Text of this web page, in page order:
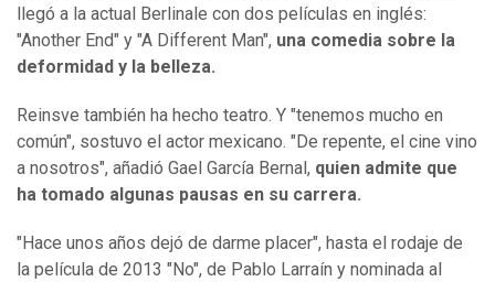
llegó a la actual Berlinale con dos películas en inglés:
"Another End" y "A Different Man", una comedia sobre la
deformidad y la belleza.
Reinsve también ha hecho teatro. Y "tenemos mucho en
común", sostuvo el actor mexicano. "De repente, el cine vino
a nosotros", añadió Gael García Bernal, quien admite que
ha tomado algunas pausas en su carrera.
"Hace unos años dejó de darme placer", hasta el rodaje de
la película de 2013 "No", de Pablo Larraín y nominada al